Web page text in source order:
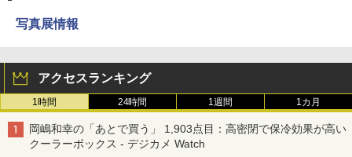
写真展情報
アクセスランキング
1時間 24時間 1週間 1カ月
岡嶋和幸の「あとで買う」 1,903点目：高密閉で保冷効果が高い
クーラーボックス - デジカメ Watch